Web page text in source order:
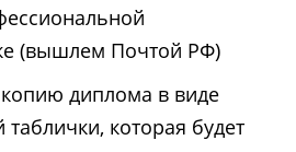
(вышлем Почтой РФ)
диплома в виде
таблички, которая будет